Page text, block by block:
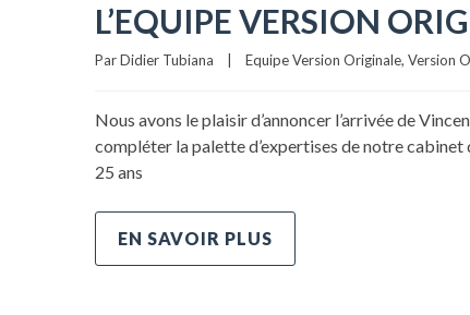
L’EQUIPE VERSION
Par Didier Tubiana Equipe Version Originale, Version
Nous avons le plaisir d’annoncer l’arrivée de
compléter la palette d’expertises de notre
25 ans
EN SAVOIR PLUS